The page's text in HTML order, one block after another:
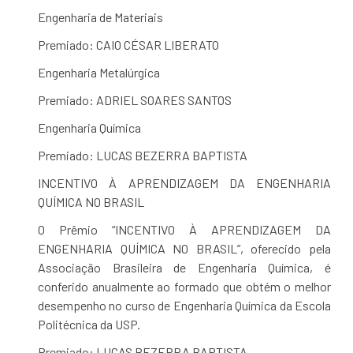
Engenharia de Materiais
Premiado: CAIO CÉSAR LIBERATO
Engenharia Metalúrgica
Premiado: ADRIEL SOARES SANTOS
Engenharia Química
Premiado: LUCAS BEZERRA BAPTISTA
INCENTIVO À APRENDIZAGEM DA ENGENHARIA
QUÍMICA NO BRASIL
O Prêmio “INCENTIVO À APRENDIZAGEM DA
ENGENHARIA QUÍMICA NO BRASIL”, oferecido pela
Associação Brasileira de Engenharia Química, é
conferido anualmente ao formado que obtém o melhor
desempenho no curso de Engenharia Química da Escola
Politécnica da USP.